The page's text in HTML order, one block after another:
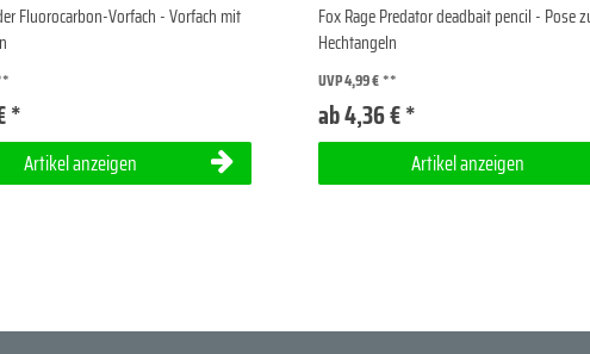
Fluorocarbon-Vorfach - Vorfach mit
*
Artikel anzeigen
Fox Rage Predator deadbait pencil - Pose
Hechtangeln
UVP 4,99 €
ab 4,36 € *
Artikel anzeigen